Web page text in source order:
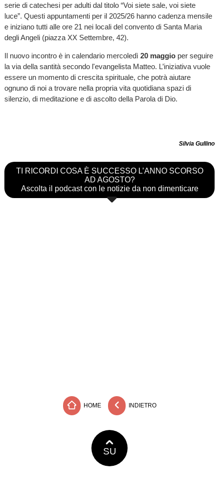
serie di catechesi per adulti dal titolo “Voi siete sale, voi siete
luce”. Questi appuntamenti per il 2025/26 hanno cadenza mensile
e iniziano tutti alle ore 21 nei locali del convento di Santa Maria
degli Angeli (piazza XX Settembre, 42).
Il nuovo incontro è in calendario mercoledì 20 maggio per seguire
la via della santità secondo l'evangelista Matteo. L’iniziativa vuole
essere un momento di crescita spirituale, che potrà aiutare
ognuno di noi a trovare nella propria vita quotidiana spazi di
silenzio, di meditazione e di ascolto della Parola di Dio.
Silvia Gullino
TI RICORDI COSA È SUCCESSO L’ANNO SCORSO
AD AGOSTO?
Ascolta il podcast con le notizie da non dimenticare
HOME INDIETRO
SU